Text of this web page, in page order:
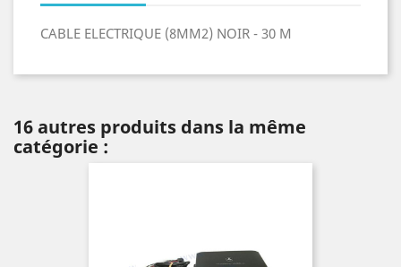
CABLE ELECTRIQUE (8MM2) NOIR - 30 M
16 autres produits dans la même
catégorie :